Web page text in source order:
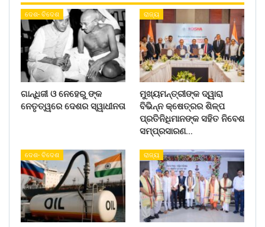
ଦେଶ- ବିଦେଶ
ଗାନ୍ଧିଜୀ ଓ ନେହେରୁ ଙ୍କ
ନେତୃତ୍ୱରେ ଦେଶର ସ୍ୱାଧୀନତା
ରାଜ୍ୟ
ମୁଖ୍ୟମନ୍ତ୍ରୀଙ୍କ ଦ୍ୱାରା
ବିଭିନ୍ନ କ୍ଷେତ୍ରର ଶିଳ୍ପ
ପ୍ରତିନିଧିମାନଙ୍କ ସହିତ ନିବେଶ
ସମ୍ପ୍ରସାରଣ…
ଦେଶ- ବିଦେଶ ରାଜ୍ୟ